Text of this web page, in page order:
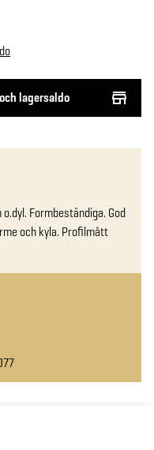
lagersaldo
Formbeständiga. God
och kyla. Profilmått